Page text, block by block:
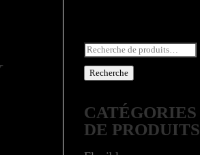
Recherche
pour :
Recherche
CATÉGORIES
DE PRODUITS